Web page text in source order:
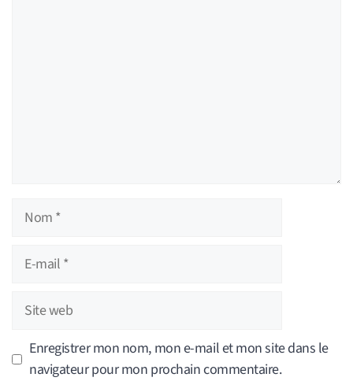
Nom
Site
web
Enregistrer mon nom, mon e-mail et mon site dans le
navigateur pour mon prochain commentaire.